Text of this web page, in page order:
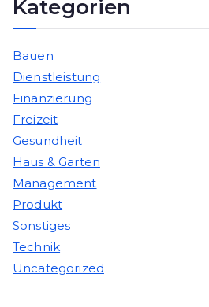
Kategorien
Bauen
Dienstleistung
Finanzierung
Freizeit
Gesundheit
Haus & Garten
Management
Produkt
Sonstiges
Technik
Uncategorized